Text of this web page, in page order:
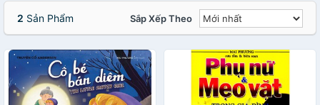
2 Sản Phẩm Sắp Xếp Theo